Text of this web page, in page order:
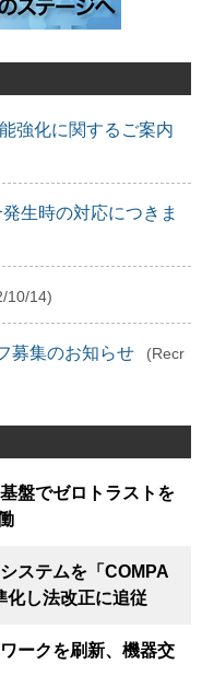
強化に関するご案内
生時の対応につきま
10/14)
募集のお知らせ
(Recr
盤でゼロトラストを
ステムを「COMPA
化し法改正に追従
ークを刷新、機器交